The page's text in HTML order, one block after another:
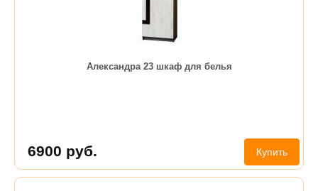
Александра 23 шкаф для белья
6900 руб. Купить